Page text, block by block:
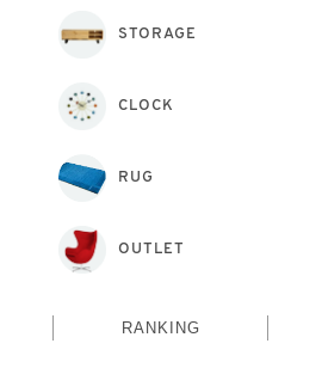
STORAGE
CLOCK
RUG
OUTLET
RANKING